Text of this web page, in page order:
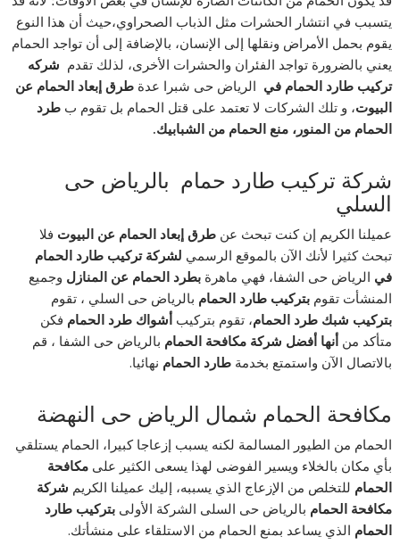
يتسبب في انتشار الحشرات مثل الذباب الصحراوي،حيث أن هذا النوع
يقوم بحمل الأمراض ونقلها إلى الإنسان، بالإضافة إلى أن تواجد الحمام
يعني بالضرورة تواجد الفئران والحشرات الأخرى، لذلك تقدم شركه
تركيب طارد الحمام في الرياض حى شبرا عدةطرق إبعاد الحمام عن
البيوت، و تلك الشركات لا تعتمد على قتل الحمام بل تقوم بطرد
الحمام من المنور، منع الحمام من الشبابيك.
شركة تركيب طارد حمام بالرياض حى
السلي
عميلنا الكريم إن كنت تبحث عنطرق إبعاد الحمام عن البيوت فلا
تبحث كثيرا لأنك الآن بالموقع الرسمي لشركة تركيب طارد الحمام
في الرياض حى الشفا، فهي ماهرةبطرد الحمام عن المنازل وجميع
المنشأت تقومبتركيب طارد الحمام بالرياض حى السلي ، تقوم
بتركيب شبك طرد الحمام، تقوم بتركيبأشواك طرد الحمام فكن
متأكد منأنها أفضل شركة مكافحة الحمام بالرياض حى الشفا ، قم
بالاتصال الآن واستمتع بخدمةطارد الحمام نهائيا.
مكافحة الحمام شمال الرياض حى النهضة
الحمام من الطيور المسالمة لكنه يسبب إزعاجا كبيرا، الحمام يستلقي
بأي مكان بالخلاء ويسير الفوضى لهذا يسعى الكثير علىمكافحة
الحمام للتخلص من الإزعاج الذي يسببه، إليك عميلنا الكريم شركة
مكافحة الحمام بالرياض حى السلى الشركة الأولىبتركيبطارد
الحمام الذي يساعد بمنع الحمام من الاستلقاء على منشأتك.